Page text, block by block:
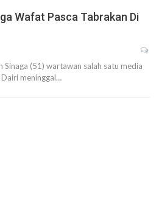
Wafat Pasca Tabrakan Di
Sinaga (51) wartawan salah satu media
meninggal…